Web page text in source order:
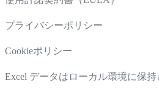
プライバシーポリシー
Cookieポリシー
Excel データはローカル環境に保持